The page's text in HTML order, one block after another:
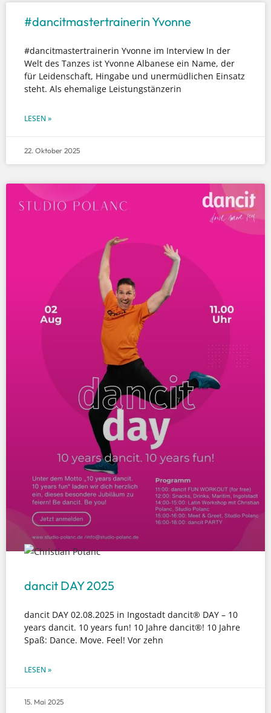
#dancitmastertrainerin Yvonne
#dancitmastertrainerin Yvonne im Interview In der
Welt des Tanzes ist Yvonne Albanese ein Name, der
für Leidenschaft, Hingabe und unermüdlichen Einsatz
steht. Als ehemalige Leistungstänzerin
LESEN »
22. Oktober 2025
dancit DAY 2025
dancit DAY 02.08.2025 in Ingostadt dancit® DAY – 10
years dancit. 10 years fun! 10 Jahre dancit®! 10 Jahre
Spaß: Dance. Move. Feel! Vor zehn
LESEN »
15. Mai 2025